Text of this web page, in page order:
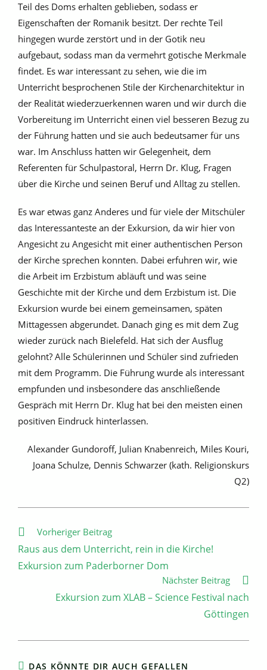
Teil des Doms erhalten geblieben, sodass er
Eigenschaften der Romanik besitzt. Der rechte Teil
hingegen wurde zerstört und in der Gotik neu
aufgebaut, sodass man da vermehrt gotische Merkmale
findet. Es war interessant zu sehen, wie die im
Unterricht besprochenen Stile der Kirchenarchitektur in
der Realität wiederzuerkennen waren und wir durch die
Vorbereitung im Unterricht einen viel besseren Bezug zu
der Führung hatten und sie auch bedeutsamer für uns
war. Im Anschluss hatten wir Gelegenheit, dem
Referenten für Schulpastoral, Herrn Dr. Klug, Fragen
über die Kirche und seinen Beruf und Alltag zu stellen.
Es war etwas ganz Anderes und für viele der Mitschüler
das Interessanteste an der Exkursion, da wir hier von
Angesicht zu Angesicht mit einer authentischen Person
der Kirche sprechen konnten. Dabei erfuhren wir, wie
die Arbeit im Erzbistum abläuft und was seine
Geschichte mit der Kirche und dem Erzbistum ist. Die
Exkursion wurde bei einem gemeinsamen, späten
Mittagessen abgerundet. Danach ging es mit dem Zug
wieder zurück nach Bielefeld. Hat sich der Ausflug
gelohnt? Alle Schülerinnen und Schüler sind zufrieden
mit dem Programm. Die Führung wurde als interessant
empfunden und insbesondere das anschließende
Gespräch mit Herrn Dr. Klug hat bei den meisten einen
positiven Eindruck hinterlassen.
Alexander Gundoroff, Julian Knabenreich, Miles Kouri,
Joana Schulze, Dennis Schwarzer (kath. Religionskurs
Q2)
Weitere
ansehen
Vorheriger Beitrag
Raus aus dem Unterricht, rein in die Kirche!
Exkursion zum Paderborner Dom
Nächster Beitrag
Exkursion zum XLAB – Science Festival nach
Göttingen
DAS KÖNNTE DIR AUCH GEFALLEN